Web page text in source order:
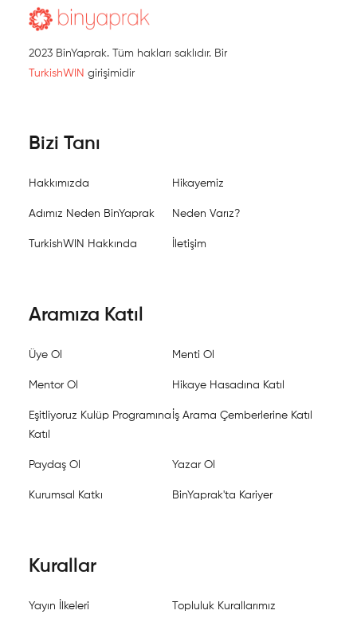
2023 BinYaprak. Tüm hakları saklıdır. Bir
TurkishWIN girişimidir
Bizi Tanı
Hakkımızda Hikayemiz
Adımız Neden BinYaprak Neden Varız?
TurkishWIN Hakkında İletişim
Aramıza Katıl
Üye Ol Menti Ol
Mentor Ol Hikaye Hasadına Katıl
Eşitliyoruz Kulüp Programına
Katıl
İş Arama Çemberlerine Katıl
Paydaş Ol Yazar Ol
Kurumsal Katkı BinYaprak'ta Kariyer
Kurallar
Yayın İlkeleri Topluluk Kurallarımız